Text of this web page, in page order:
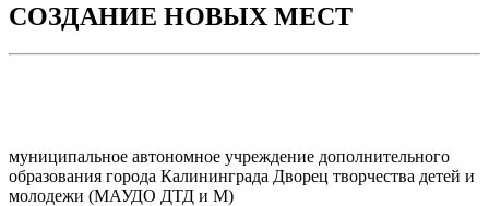
СОЗДАНИЕ НОВЫХ МЕСТ
муниципальное автономное учреждение дополнительного
образования города Калининграда Дворец творчества детей и
молодежи (МАУДО ДТД и М)